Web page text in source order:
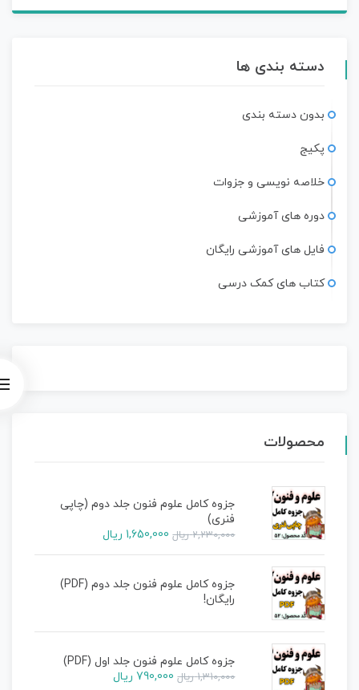
دسته بندی ها
بدون دسته بندی
پکیج
خلاصه نویسی و جزوات
دوره های آموزشی
فایل های آموزشی رایگان
کتاب های کمک درسی
محصولات
جزوه کامل علوم فنون جلد دوم (چاپی
فنری)
2,230,000 ریال 1,650,000 ریال
جزوه کامل علوم فنون جلد دوم (PDF)
رایگان!
جزوه کامل علوم فنون جلد اول (PDF)
1,310,000 ریال 790,000 ریال